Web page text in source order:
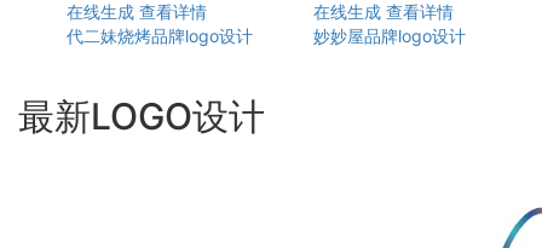
在线生成 查看详情
代二妹烧烤品牌logo设计
在线生成 查看详情
妙妙屋品牌logo设计
最新LOGO设计